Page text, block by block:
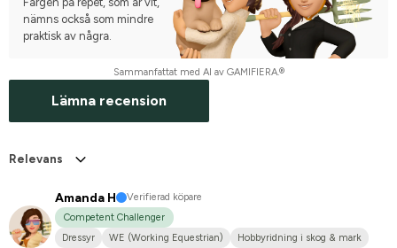
nämns också som mindre
praktisk av några.
Sammanfattat med AI av GAMIFIERA.®
Lämna recension
Relevans
Amanda H
Verifierad köpare
Competent Challenger
Dressyr
WE (Working Equestrian)
Hobbyridning i skog & mark